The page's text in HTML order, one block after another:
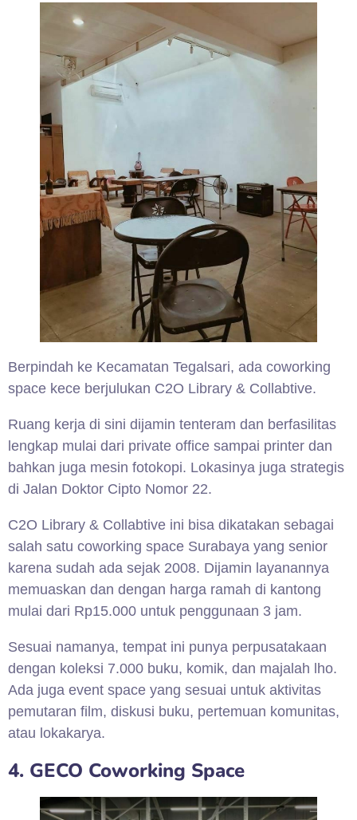
Berpindah ke Kecamatan Tegalsari, ada coworking
space kece berjulukan C2O Library & Collabtive.
Ruang kerja di sini dijamin tenteram dan berfasilitas
lengkap mulai dari private office sampai printer dan
bahkan juga mesin fotokopi. Lokasinya juga strategis
di Jalan Doktor Cipto Nomor 22.
C2O Library & Collabtive ini bisa dikatakan sebagai
salah satu coworking space Surabaya yang senior
karena sudah ada sejak 2008. Dijamin layanannya
memuaskan dan dengan harga ramah di kantong
mulai dari Rp15.000 untuk penggunaan 3 jam.
Sesuai namanya, tempat ini punya perpusatakaan
dengan koleksi 7.000 buku, komik, dan majalah lho.
Ada juga event space yang sesuai untuk aktivitas
pemutaran film, diskusi buku, pertemuan komunitas,
atau lokakarya.
4. GECO Coworking Space